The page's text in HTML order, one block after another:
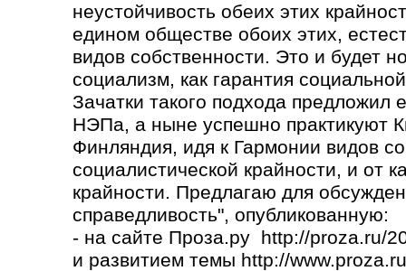
неустойчивость обеих этих
едином обществе обоих этих,
видов собственности. Это и будет
социализм, как гарантия
Зачатки такого подхода
НЭПа, а ныне успешно практикуют
Финляндия, идя к Гармонии видов
социалистической крайности, и от
крайности. Предлагаю для
справедливость", опубликованную:
- на сайте Проза.ру http://proza.ru/
и развитием темы http://